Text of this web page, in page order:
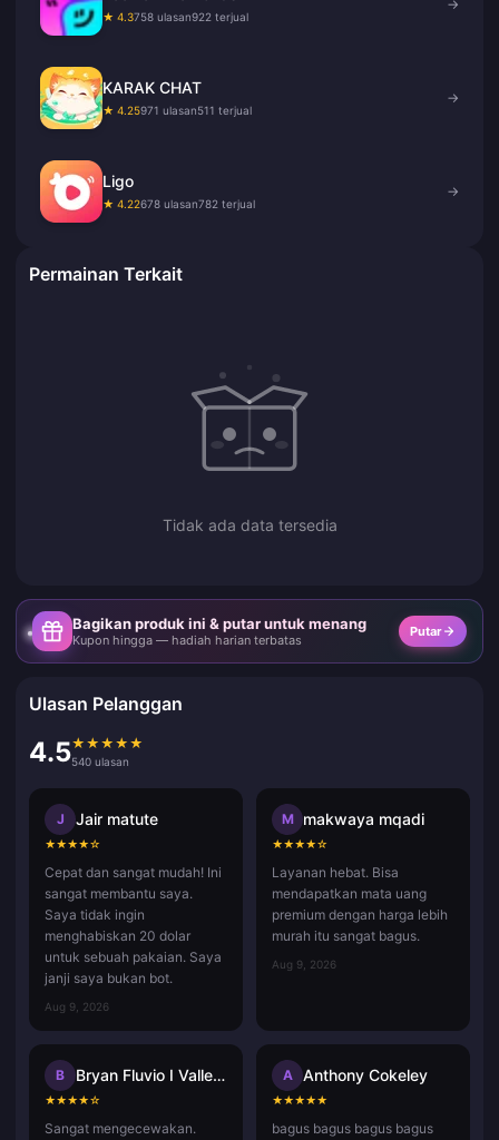
★ 4.3758 ulasan922 terjual
→
KARAK CHAT
★ 4.25971 ulasan511 terjual
→
Ligo
★ 4.22678 ulasan782 terjual
→
Permainan Terkait
Tidak ada data tersedia
Bagikan produk ini & putar untuk menang
Kupon hingga — hadiah harian terbatas
Putar
Ulasan Pelanggan
4.5★ ★ ★ ★ ★
540 ulasan
J Jair matute
★★★★☆
Cepat dan sangat mudah! Ini
sangat membantu saya.
Saya tidak ingin
menghabiskan 20 dolar
untuk sebuah pakaian. Saya
janji saya bukan bot.
Aug 9, 2026
M makwaya mqadi
★★★★☆
Layanan hebat. Bisa
mendapatkan mata uang
premium dengan harga lebih
murah itu sangat bagus.
Aug 9, 2026
B Bryan Fluvio I Vallecer
★★★★☆
Sangat mengecewakan.
A Anthony Cokeley
★★★★★
bagus bagus bagus bagus